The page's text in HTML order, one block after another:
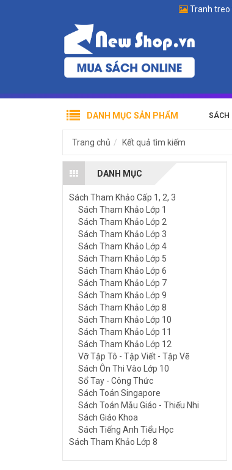
Tranh
SÁCH
DANH MỤC SẢN PHẨM
Trang chủ Kết quả tìm kiếm
DANH MỤC
Sách Tham Khảo Cấp 1, 2, 3
Sách Tham Khảo Lớp 1
Sách Tham Khảo Lớp 2
Sách Tham Khảo Lớp 3
Sách Tham Khảo Lớp 4
Sách Tham Khảo Lớp 5
Sách Tham Khảo Lớp 6
Sách Tham Khảo Lớp 7
Sách Tham Khảo Lớp 9
Sách Tham Khảo Lớp 8
Sách Tham Khảo Lớp 10
Sách Tham Khảo Lớp 11
Sách Tham Khảo Lớp 12
Vỡ Tập Tô - Tập Viết - Tập Vẽ
Sách Ôn Thi Vào Lớp 10
Sổ Tay - Công Thức
Sách Toán Singapore
Sách Toán Mẫu Giáo - Thiếu Nhi
Sách Giáo Khoa
Sách Tiếng Anh Tiểu Học
Sách Tham Khảo Lớp 8